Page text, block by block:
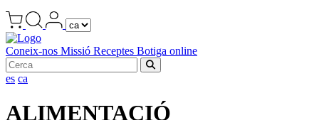
Coneix-nos Missió Receptes Botiga online
es ca
ALIMENTACIÓ